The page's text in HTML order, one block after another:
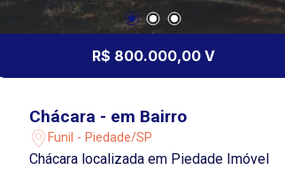
R$ 800.000,00 V
Chácara - em Bairro
Funil - Piedade/SP
Chácara localizada em Piedade Imóvel